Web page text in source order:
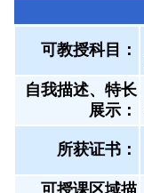
可教授科目：
自我描述、特长
展示 ：
所获证书 ：
可授课区域描